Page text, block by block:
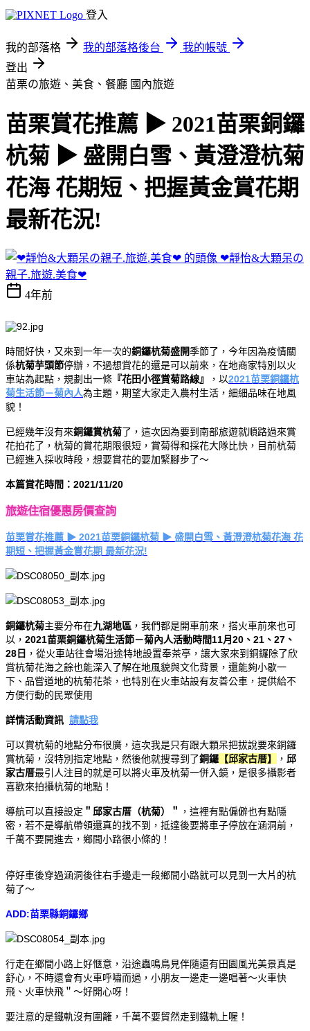
登入
我的部落格 我的部落格後台
我的帳號
登出
苗栗の旅遊、美食、餐廳 國內旅遊
苗栗賞花推薦 ▶ 2021苗栗銅鑼
杭菊 ▶ 盛開白雪、黃澄澄杭菊
花海 花期短、把握黃金賞花期
最新花況!
❤靜怡&大顆呆の
親子.旅遊.美食❤
4年前
時間好快，又來到一年一次的銅鑼杭菊盛開季節了，今年因為疫情關
係杭菊芋頭節停辦，不過想賞花的還是可以前來，在地商家特別以火
車站為起點，規劃出一條 『花田小徑賞菊路線』 ，以2021苗栗銅鑼杭
菊生活節－菊內人為主題，期望大家走入農村生活，細細品味在地風
貌！
已經幾年沒有來銅鑼賞杭菊了，這次因為要到南部旅遊就順路過來賞
花拍花了，杭菊的賞花期限很短，賞菊得和採花大隊比快，目前杭菊
已經進入採收時段，想要賞花的要加緊腳步了～
本篇賞花時間：2021/11/20
旅遊住宿優惠房價查詢
苗栗賞花推薦 ▶ 2021苗栗銅鑼杭菊 ▶ 盛開白雪、黃澄澄杭菊花海 花
期短、把握黃金賞花期 最新花況!
銅鑼杭菊主要分布在九湖地區 ，我們都是開車前來，搭火車前來也可
以， 2021苗栗銅鑼杭菊生活節－菊內人活動時間11月20、21、27、
28日 ，從火車站往會場沿途特地設置奉茶亭，讓大家來到銅鑼除了欣
賞杭菊花海之餘也能深入了解在地風貌與文化背景，還能夠小歇一
下、品嘗道地的杭菊花茶，也特別在火車站設有友善公車，提供給不
方便行動的民眾使用
詳情活動資訊 請點我
可以賞杭菊的地點分布很廣，這次我是只有跟大顆呆把拔說要來銅鑼
賞杭菊，沒特別指定地點，然後他就搜尋到了銅鑼 【邱家古厝】 ， 邱
家古厝最引人注目的就是可以將火車及杭菊一併入鏡，是很多攝影者
喜歡來拍攝杭菊的地點！
導航可以直接設定 ＂邱家古厝（杭菊）＂ ，這裡有點偏僻也有點隱
密，若不是導航帶領還真的找不到，抵達後要將車子停放在涵洞前，
千萬不要開進去，鄉間小路很小條的！
停好車後穿過涵洞後往右手邊走一段鄉間小路就可以見到一大片的杭
菊了～
ADD:苗栗縣銅鑼鄉
行走在鄉間小路上好愜意，沿途蟲鳴鳥見伴隨還有田園風光美景真是
舒心，不時還會有火車呼嘯而過，小朋友一邊走一邊唱著～火車快
飛、火車快飛＂～好開心呀！
要注意的是鐵軌沒有圍籬，千萬不要貿然走到鐵軌上喔！